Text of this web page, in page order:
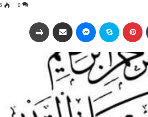
0
بينتيريست سكايب ماسنجر مشاركة عبر البريد